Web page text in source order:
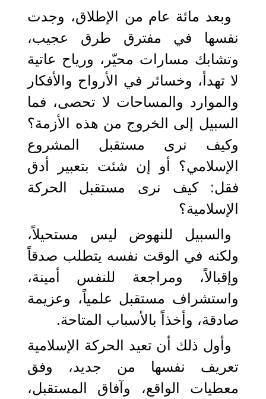
وبعد مائة عام من الإطلاق، وجدت
نفسها في مفترق طرق عجيب،
وتشابك مسارات محيّر، ورياح عاتية
لا تهدأ، وخسائر في الأرواح والأفكار
والموارد والمساحات لا تحصى، فما
السبيل إلى الخروج من هذه الأزمة؟
وكيف نرى مستقبل المشروع
الإسلامي؟ أو إن شئت بتعبير أدق
فقل: كيف نرى مستقبل الحركة
الإسلامية؟
والسبيل للنهوض ليس مستحيلاً،
ولكنه في الوقت نفسه يتطلب صدقاً
وإقبالاً، ومراجعة للنفس أمينة،
واستشراف مستقبل علمياً، وعزيمة
صادقة، وأخذاً بالأسباب المتاحة.
وأول ذلك أن تعيد الحركة الإسلامية
تعريف نفسها من جديد، وفق
معطيات الواقع، وآفاق المستقبل،